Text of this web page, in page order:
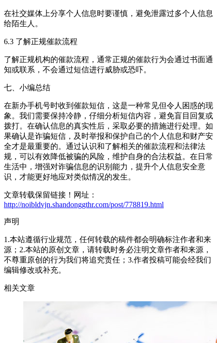
在社交媒体上分享个人信息时要谨慎，避免泄露过多个人信息
给陌生人。
6.3 了解正规催款流程
了解正规机构的催款流程，通常正规的催款行为会通过书面通
知或联系，不会通过短信进行威胁或恐吓。
七、小编总结
在新办手机号时收到催款短信，这是一种常见但令人困惑的现
象。我们需要保持冷静，仔细分析短信内容，避免盲目回复或
拨打。在确认信息的真实性后，采取必要的措施进行处理。如
果确认是诈骗短信，及时举报和保护自己的个人信息和财产安
全才是最重要的。通过认识和了解相关的催款流程和法律法
规，可以有效降低被骗的风险，维护自身的合法权益。在日常
生活中，增强对诈骗信息的识别能力，提升个人信息安全意
识，才能更好地应对类似情况的发生。
文章转载保留链接！网址：
http://noibldvjn.shandonggthr.com/post/778819.html
声明
1.本站遵循行业规范，任何转载的稿件都会明确标注作者和来
源；2.本站的原创文章，请转载时务必注明文章作者和来源，
不尊重原创的行为我们将追究责任；3.作者投稿可能会经我们
编辑修改或补充。
相关文章